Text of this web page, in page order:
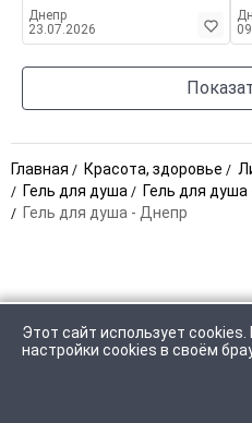
Днепр
23.07.2026
Главная Красота, здоровье
Гель для душа
Гель для
Гель для душа - Днепр
Этот сайт использует
настройки cookies в своём
ПОЗВОНИТЬ